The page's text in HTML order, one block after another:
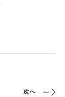
次へ